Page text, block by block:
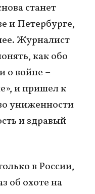
станет
и Петербурге,
Журналист
как обо
о войне –
и пришел к
униженности
и здравый
в России,
об охоте на